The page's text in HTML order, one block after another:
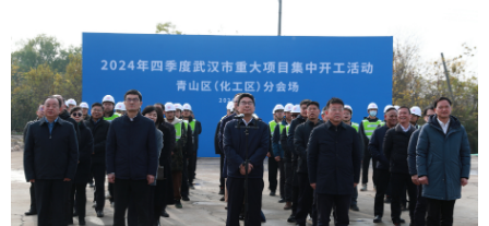
乡村振兴
城市 旅游 能源 会展
彩票 娱乐 时尚 悦读
一带一路 亚太网 上市公司
文化产业